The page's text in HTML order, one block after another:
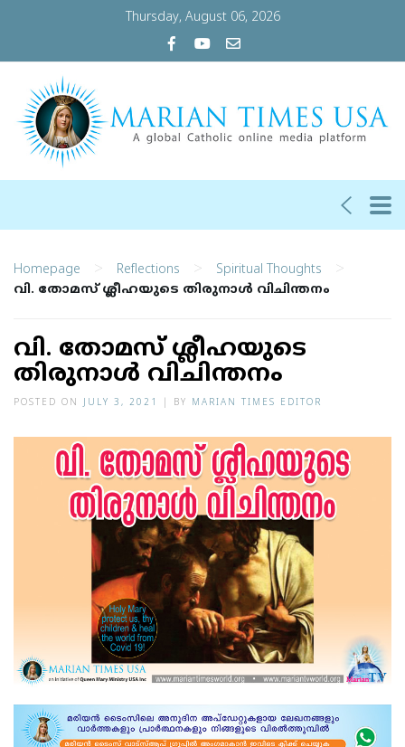
Thursday, August 06, 2026
Homepage > Reflections > Spiritual Thoughts >
വി. തോമസ് ശ്ലീഹയുടെ തിരുനാള്‍ വിചിന്തനം
വി. തോമസ് ശ്ലീഹയുടെ
തിരുനാള്‍ വിചിന്തനം
POSTED ON JULY 3, 2021 BY MARIAN TIMES EDITOR